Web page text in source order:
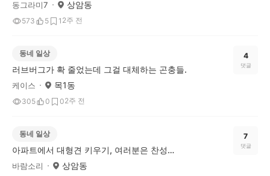
동그라미7 상암동
573 5 1 2주 전
동네 일상
러브버그가 확 줄었는데 그걸 대체하는 곤충들.
케이스 목1동
305 0 02주 전
4
댓글
동네 일상
아파트에서 대형견 키우기, 여러분은 찬성하시나요?
바람소리 상암동
7
댓글